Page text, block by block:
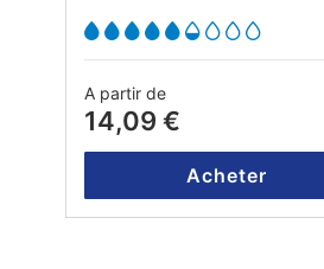
A partir de
14,09 €
Acheter